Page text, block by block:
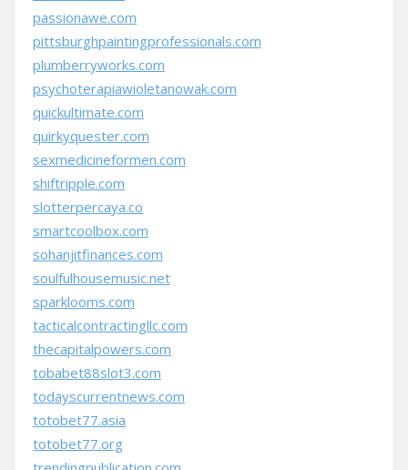
passionawe.com
pittsburghpaintingprofessionals.com
plumberryworks.com
psychoterapiawioletanowak.com
quickultimate.com
quirkyquester.com
sexmedicineformen.com
shiftripple.com
slotterpercaya.co
smartcoolbox.com
sohanjitfinances.com
soulfulhousemusic.net
sparklooms.com
tacticalcontractingllc.com
thecapitalpowers.com
tobabet88slot3.com
todayscurrentnews.com
totobet77.asia
totobet77.org